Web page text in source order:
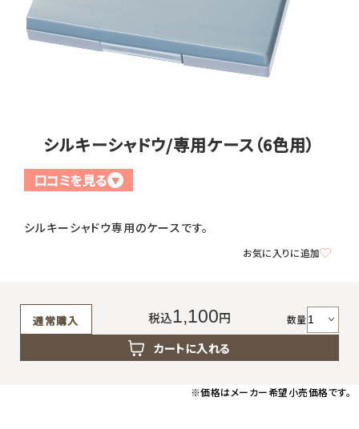
サプリメント
シミ・くすみ
メンバー特典
返品・交換・キャンセルについて
よくあるご質問
定期便サービス対象商品
会社概要 プライバシーポリシー
シルキーシャドウ/専用ケース（6色用）
口コミを見る ▼
シルキーシャドウ専用のケースです。
お気に入りに追加
通常購入 税込1,100円 数量
カートに入れる
※価格はメーカー希望小売価格です。